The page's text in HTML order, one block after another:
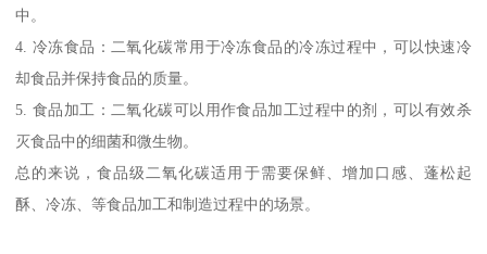
中。
4. 冷冻食品：二氧化碳常用于冷冻食品的冷冻过程中，可以快速冷
却食品并保持食品的质量。
5. 食品加工：二氧化碳可以用作食品加工过程中的剂，可以有效杀
灭食品中的细菌和微生物。
总的来说，食品级二氧化碳适用于需要保鲜、增加口感、蓬松起
酥、冷冻、等食品加工和制造过程中的场景。